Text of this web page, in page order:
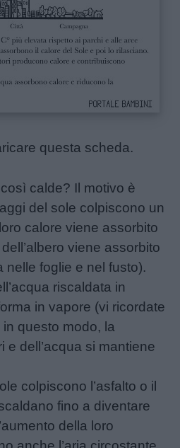
questa scheda.
calde? Il motivo è
del sole colpiscono un
calore viene assorbito
viene assorbito
nelle foglie e nel fusto).
riscaldata in
in vapore (vi ricordate
in questo modo, la
e dell’acqua si mantiene
colpiscono l’asfalto o il
fino a diventare
della loro